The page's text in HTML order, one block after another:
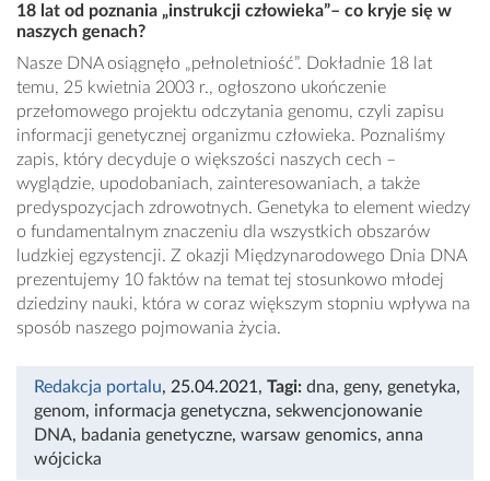
18 lat od poznania „instrukcji człowieka”– co kryje się w
naszych genach?
Nasze DNA osiągnęło „pełnoletniość”. Dokładnie 18 lat
temu, 25 kwietnia 2003 r., ogłoszono ukończenie
przełomowego projektu odczytania genomu, czyli zapisu
informacji genetycznej organizmu człowieka. Poznaliśmy
zapis, który decyduje o większości naszych cech –
wyglądzie, upodobaniach, zainteresowaniach, a także
predyspozycjach zdrowotnych. Genetyka to element wiedzy
o fundamentalnym znaczeniu dla wszystkich obszarów
ludzkiej egzystencji. Z okazji Międzynarodowego Dnia DNA
prezentujemy 10 faktów na temat tej stosunkowo młodej
dziedziny nauki, która w coraz większym stopniu wpływa na
sposób naszego pojmowania życia.
Redakcja portalu, 25.04.2021, Tagi: dna, geny, genetyka,
genom, informacja genetyczna, sekwencjonowanie
DNA, badania genetyczne, warsaw genomics, anna
wójcicka